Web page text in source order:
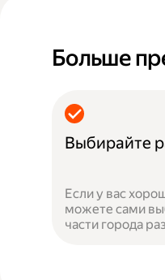
Больше
Выбирайте
Если у вас
можете сами
части города